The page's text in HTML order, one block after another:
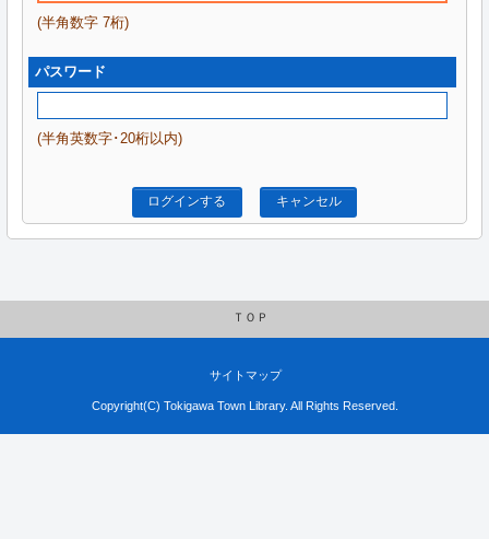
(半角数字 7桁)
パスワード
(半角英数字･20桁以内)
ログインする キャンセル
ＴＯＰ
サイトマップ
Copyright(C) Tokigawa Town Library. All Rights Reserved.